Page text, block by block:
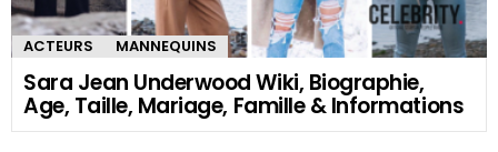
ACTEURS MANNEQUINS
Sara Jean Underwood Wiki, Biographie,
Age, Taille, Mariage, Famille & Informations